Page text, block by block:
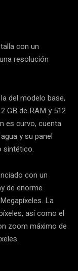
con un
resolución
del modelo base,
GB de RAM y 512
es curvo, cuenta
y su panel
sintético.
con un
de enorme
La
así como el
zoom máximo de